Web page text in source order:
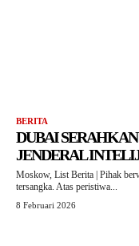
BERITA
DUBAI
JENDERAL
Moskow, List Berita | Pihak
tersangka. Atas peristiwa...
8 Februari 2026